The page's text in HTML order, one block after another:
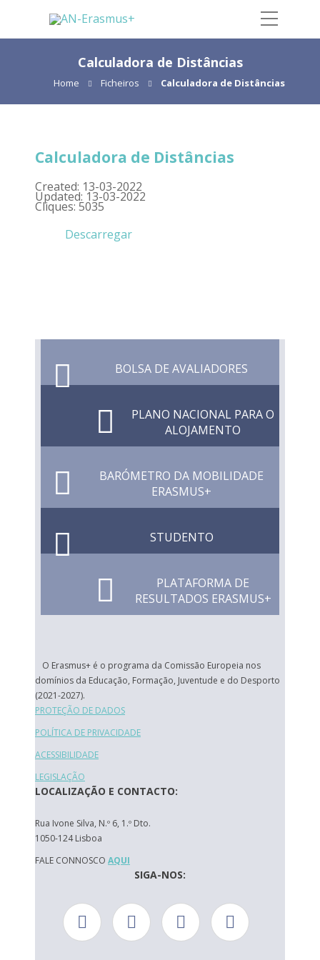
Calculadora de Distâncias
Home Ficheiros Calculadora de Distâncias
Calculadora de Distâncias
Created: 13-03-2022
Updated: 13-03-2022
Cliques: 5035
Descarregar
BOLSA DE AVALIADORES
PLANO NACIONAL PARA O
ALOJAMENTO
BARÓMETRO DA MOBILIDADE
ERASMUS+
STUDENTO
PLATAFORMA DE
RESULTADOS ERASMUS+
O Erasmus+ é o programa da Comissão Europeia nos
domínios da Educação, Formação, Juventude e do Desporto
(2021-2027).
PROTEÇÃO DE DADOS
POLÍTICA DE PRIVACIDADE
ACESSIBILIDADE
LEGISLAÇÃO
LOCALIZAÇÃO E CONTACTO:
Rua Ivone Silva, N.º 6, 1.º Dto.
1050-124 Lisboa
FALE CONNOSCO AQUI
SIGA-NOS: